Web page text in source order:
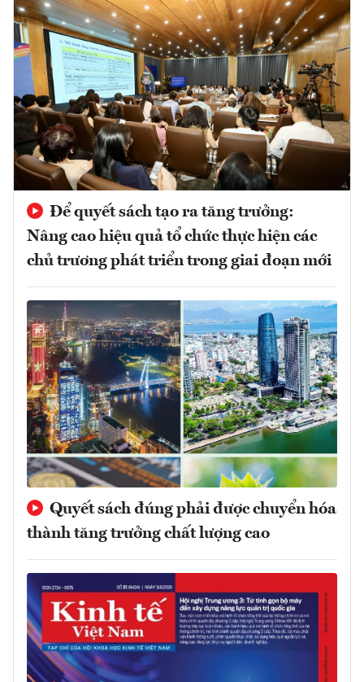
Để quyết sách tạo ra tăng trưởng:
Nâng cao hiệu quả tổ chức thực hiện các
chủ trương phát triển trong giai đoạn mới
Quyết sách đúng phải được chuyển hóa
thành tăng trưởng chất lượng cao